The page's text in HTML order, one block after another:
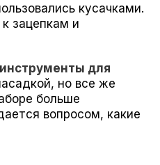
кусачками.
зацепкам и
для
но все же
больше
вопросом, какие